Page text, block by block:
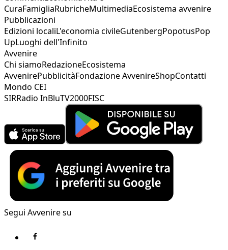
CuraFamigliaRubricheMultimediaEcosistema avvenire
Pubblicazioni
Edizioni localiL'economia civileGutenbergPopotusPop
UpLuoghi dell'Infinito
Avvenire
Chi siamoRedazioneEcosistema
AvvenirePubblicitàFondazione AvvenireShopContatti
Mondo CEI
SIRRadio InBluTV2000FISC
Segui Avvenire su